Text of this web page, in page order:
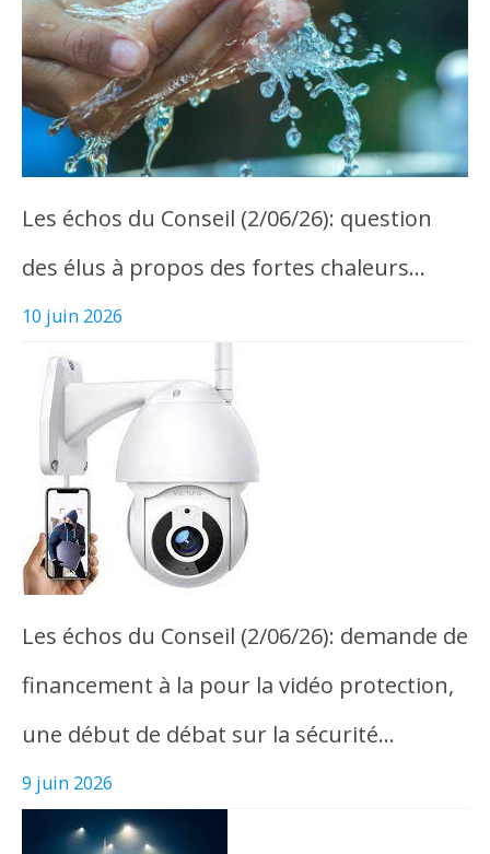
Les échos du Conseil (2/06/26): question
des élus à propos des fortes chaleurs…
10 juin 2026
Les échos du Conseil (2/06/26): demande de
financement à la pour la vidéo protection,
une début de débat sur la sécurité…
9 juin 2026